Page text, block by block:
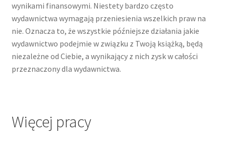
wynikami finansowymi. Niestety bardzo często
wydawnictwa wymagają przeniesienia wszelkich praw na
nie. Oznacza to, że wszystkie późniejsze działania jakie
wydawnictwo podejmie w związku z Twoją książką, będą
niezależne od Ciebie, a wynikający z nich zysk w całości
przeznaczony dla wydawnictwa.
Więcej pracy